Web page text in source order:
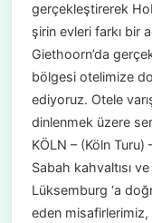
gerçekleştirerek
şirin evleri farkı bir
Giethoorn’da
bölgesi otelimize
ediyoruz. Otele
dinlenmek üzere
KÖLN – (Köln Turu)
Sabah kahvaltısı
Lüksemburg ‘a
eden